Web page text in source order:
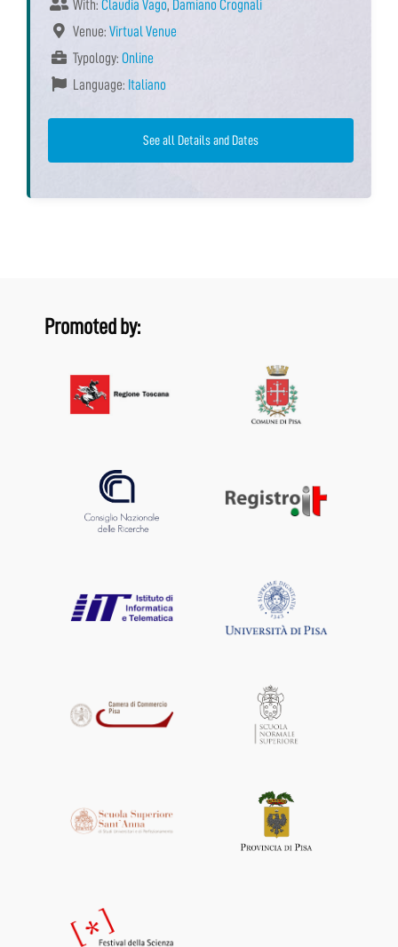
With: Claudia Vago, Damiano Crognali
Venue: Virtual Venue
Typology: Online
Language: Italiano
See all Details and Dates
Promoted by: